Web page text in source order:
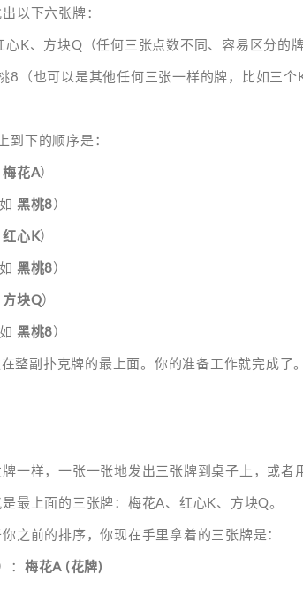
以下六张牌：
心K、方块Q（任何三张点数不同、容易区分的牌
8（也可以是其他任何三张一样的牌，比如三个
到下的顺序是：
梅花A）
黑桃8）
红心K）
黑桃8）
方块Q）
黑桃8）
整副扑克牌的最上面。你的准备工作就完成了。
一样，一张一张地发出三张牌到桌子上，或者
最上面的三张牌：梅花A、红心K、方块Q。
之前的排序，你现在手里拿着的三张牌是：
： 梅花A (花牌)